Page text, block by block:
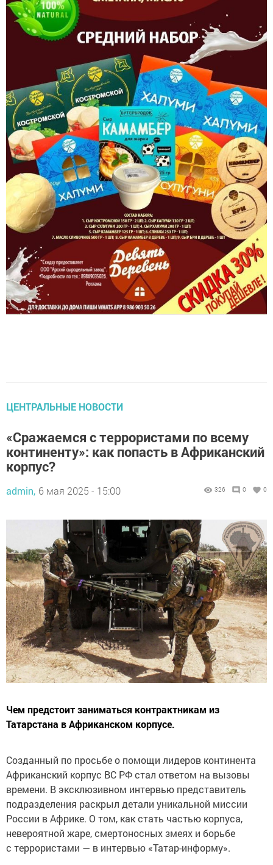
ЦЕНТРАЛЬНЫЕ НОВОСТИ
«Сражаемся с террористами по всему
континенту»: как попасть в Африканский
корпус?
admin, 6 мая 2025 - 15:00
Чем предстоит заниматься контрактникам из
Татарстана в Африканском корпусе.
Созданный по просьбе о помощи лидеров континента
Африканский корпус ВС РФ стал ответом на вызовы
времени. В эксклюзивном интервью представитель
подразделения раскрыл детали уникальной миссии
России в Африке. О том, как стать частью корпуса,
невероятной жаре, смертоносных змеях и борьбе
с террористами — в интервью «Татар-информу».